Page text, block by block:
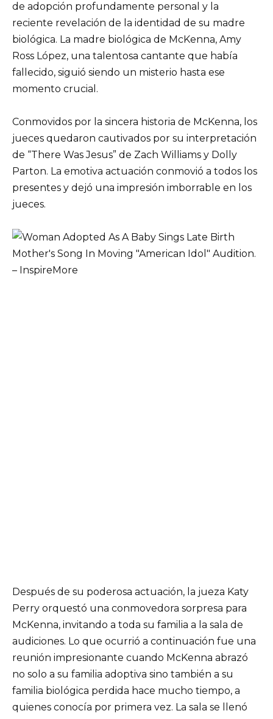
de adopción profundamente personal y la
reciente revelación de la identidad de su madre
biológica. La madre biológica de McKenna, Amy
Ross López, una talentosa cantante que había
fallecido, siguió siendo un misterio hasta ese
momento crucial.
Conmovidos por la sincera historia de McKenna, los
jueces quedaron cautivados por su interpretación
de “There Was Jesus” de Zach Williams y Dolly
Parton. La emotiva actuación conmovió a todos los
presentes y dejó una impresión imborrable en los
jueces.
Después de su poderosa actuación, la jueza Katy
Perry orquestó una conmovedora sorpresa para
McKenna, invitando a toda su familia a la sala de
audiciones. Lo que ocurrió a continuación fue una
reunión impresionante cuando McKenna abrazó
no solo a su familia adoptiva sino también a su
familia biológica perdida hace mucho tiempo, a
quienes conocía por primera vez. La sala se llenó